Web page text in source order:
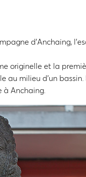
d’Anchaing,
originelle et la
au milieu d’un
à Anchaing.